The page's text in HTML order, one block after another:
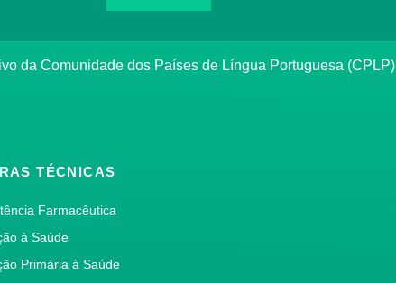
da Comunidade dos Países de Língua Portuguesa (CPLP)
TÉCNICAS
Farmacêutica
à Saúde
Primária à Saúde